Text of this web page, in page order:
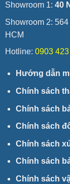
Showroom 1: 40
Showroom 2:
HCM
Hotline: 0903
Hướng dẫn
Chính sách
Chính sách
Chính sách
Chính sách
Chính sách
Chính sách